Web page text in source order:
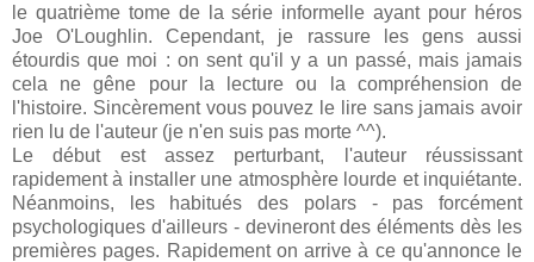
le quatrième tome de la série informelle ayant pour héros
Joe O'Loughlin. Cependant, je rassure les gens aussi
étourdis que moi : on sent qu'il y a un passé, mais jamais
cela ne gêne pour la lecture ou la compréhension de
l'histoire. Sincèrement vous pouvez le lire sans jamais avoir
rien lu de l'auteur (je n'en suis pas morte ^^).
Le début est assez perturbant, l'auteur réussissant
rapidement à installer une atmosphère lourde et inquiétante.
Néanmoins, les habitués des polars - pas forcément
psychologiques d'ailleurs - devineront des éléments dès les
premières pages. Rapidement on arrive à ce qu'annonce le